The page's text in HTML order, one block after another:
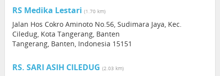
RS Medika Lestari (1.70 km)
Jalan Hos Cokro Aminoto No.56, Sudimara Jaya, Kec.
Ciledug, Kota Tangerang, Banten
Tangerang, Banten, Indonesia 15151
RS. SARI ASIH CILEDUG (2.03 km)